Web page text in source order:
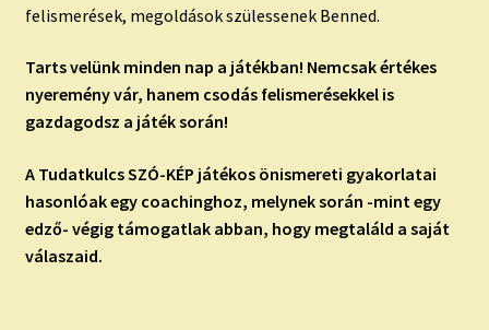
felismerések, megoldások szülessenek Benned.
Tarts velünk minden nap a játékban! Nemcsak értékes
nyeremény vár, hanem csodás felismerésekkel is
gazdagodsz a játék során!
A Tudatkulcs SZÓ-KÉP játékos önismereti gyakorlatai
hasonlóak egy coachinghoz, melynek során -mint egy
edző- végig támogatlak abban, hogy megtaláld a saját
válaszaid.